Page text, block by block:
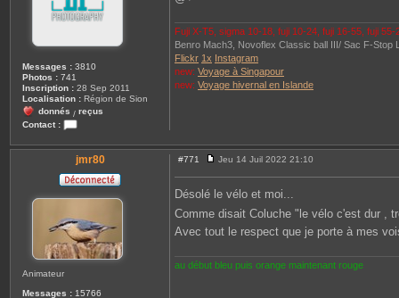
Messages : 3810
Photos : 741
Inscription : 28 Sep 2011
Localisation : Région de Sion
donnés / reçus
Contact :
o
n
a
c
t
r
d
a
r
Fuji X-T5, sigma 10-18, fuji 10-24, fuji 16-55, fuji 55-
Benro Mach3, Novoflex Classic ball III/ Sac F-
Flickr 1x Instagram
new: Voyage à Singapour
new: Voyage hivernal en Islande
jmr80
Animateur
Messages : 15766
#771
e
s
a
g
e
Jeu 14 Juil 2022 21:10
Désolé le vélo et moi...
Comme disait Coluche "le vélo c'est dur ,
Avec tout le respect que je porte à mes
au début bleu puis orange maintenant rouge